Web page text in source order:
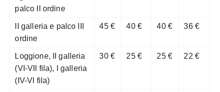
palco II ordine
II galleria e palco III
ordine
45 € 40 € 40 € 36 €
Loggione, II galleria
(VI-VII fila), I galleria
(IV-VI fila)
30 € 25 € 25 € 22 €